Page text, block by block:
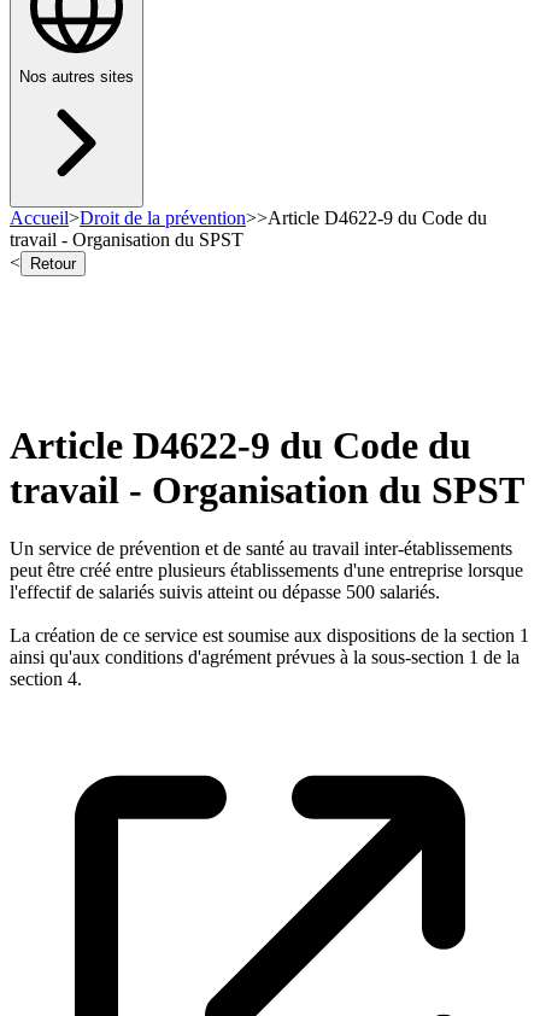
Nos autres sites
Accueil>Droit de la prévention>>Article D4622-9 du Code du
travail - Organisation du SPST
<
Retour
Article D4622-9 du Code du
travail - Organisation du SPST
Un service de prévention et de santé au travail inter-établissements
peut être créé entre plusieurs établissements d'une entreprise lorsque
l'effectif de salariés suivis atteint ou dépasse 500 salariés.
La création de ce service est soumise aux dispositions de la section 1
ainsi qu'aux conditions d'agrément prévues à la sous-section 1 de la
section 4.